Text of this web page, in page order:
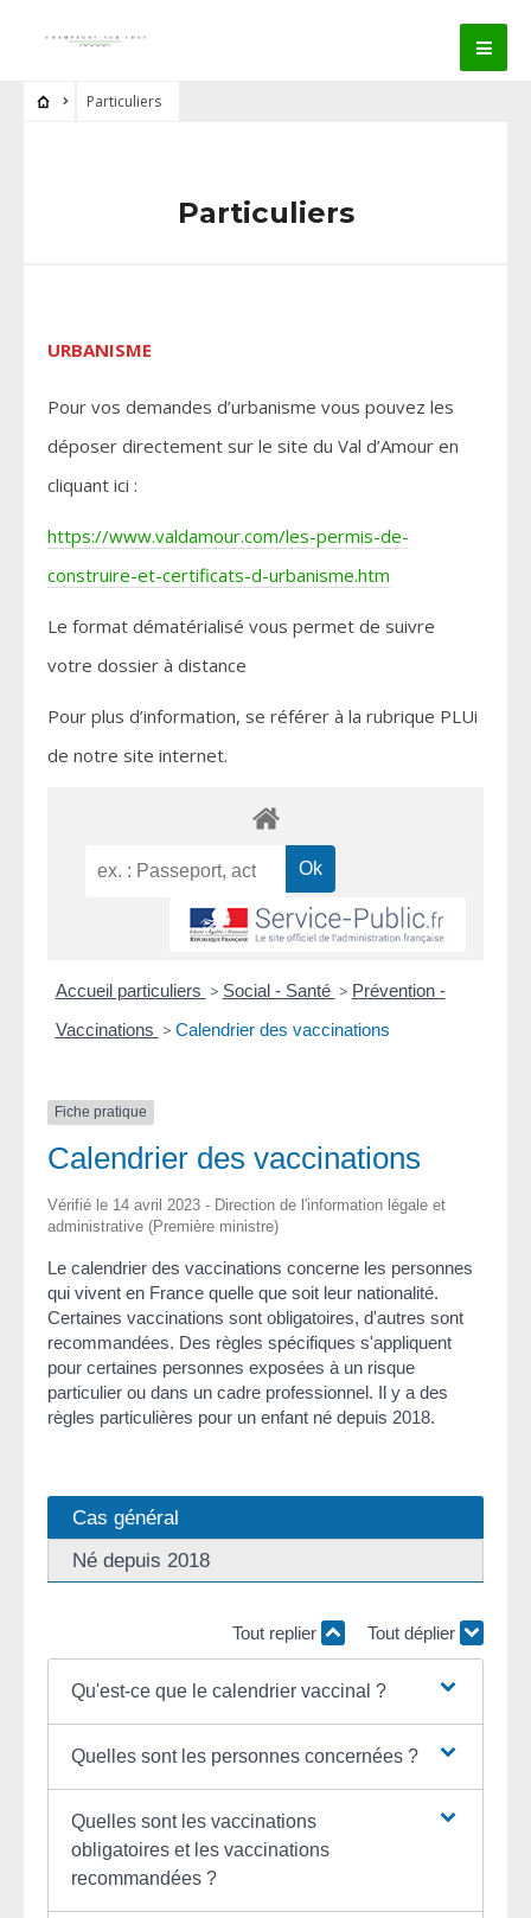
Particuliers
Particuliers
URBANISME
Pour vos demandes d’urbanisme vous pouvez les
déposer directement sur le site du Val d’Amour en
cliquant ici :
https://www.valdamour.com/les-permis-de-
construire-et-certificats-d-urbanisme.htm
Le format dématérialisé vous permet de suivre
votre dossier à distance
Pour plus d’information, se référer à la rubrique PLUi
de notre site internet.
Accueil particuliers > Social - Santé > Prévention -
Vaccinations > Calendrier des vaccinations
Fiche pratique
Calendrier des vaccinations
Vérifié le 14 avril 2023 - Direction de l'information légale et
administrative (Première ministre)
Le calendrier des vaccinations concerne les personnes
qui vivent en France quelle que soit leur nationalité.
Certaines vaccinations sont obligatoires, d'autres sont
recommandées. Des règles spécifiques s'appliquent
pour certaines personnes exposées à un risque
particulier ou dans un cadre professionnel. Il y a des
règles particulières pour un enfant né depuis 2018.
Cas général
Né depuis 2018
Tout replier Tout déplier
Qu'est-ce que le calendrier vaccinal ?
Quelles sont les personnes concernées ?
Quelles sont les vaccinations
obligatoires et les vaccinations
recommandées ?